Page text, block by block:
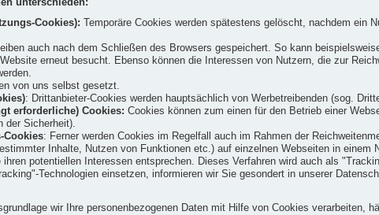
unterschieden:
Cookies): Temporäre Cookies werden spätestens gelöscht, nachdem ein
auch nach dem Schließen des Browsers gespeichert. So kann
erneut besucht. Ebenso können die Interessen von Nutzern, die zur
von uns selbst gesetzt.
: Drittanbieter-Cookies werden hauptsächlich von Werbetreibenden (sog.
erforderliche) Cookies: Cookies können zum einen für den Betrieb einer
der Sicherheit).
Cookies: Ferner werden Cookies im Regelfall auch im Rahmen der
Inhalte, Nutzen von Funktionen etc.) auf einzelnen Webseiten in einem
potentiellen Interessen entsprechen. Dieses Verfahren wird auch als
Technologien einsetzen, informieren wir Sie gesondert in unserer
wir Ihre personenbezogenen Daten mit Hilfe von Cookies verarbeiten,